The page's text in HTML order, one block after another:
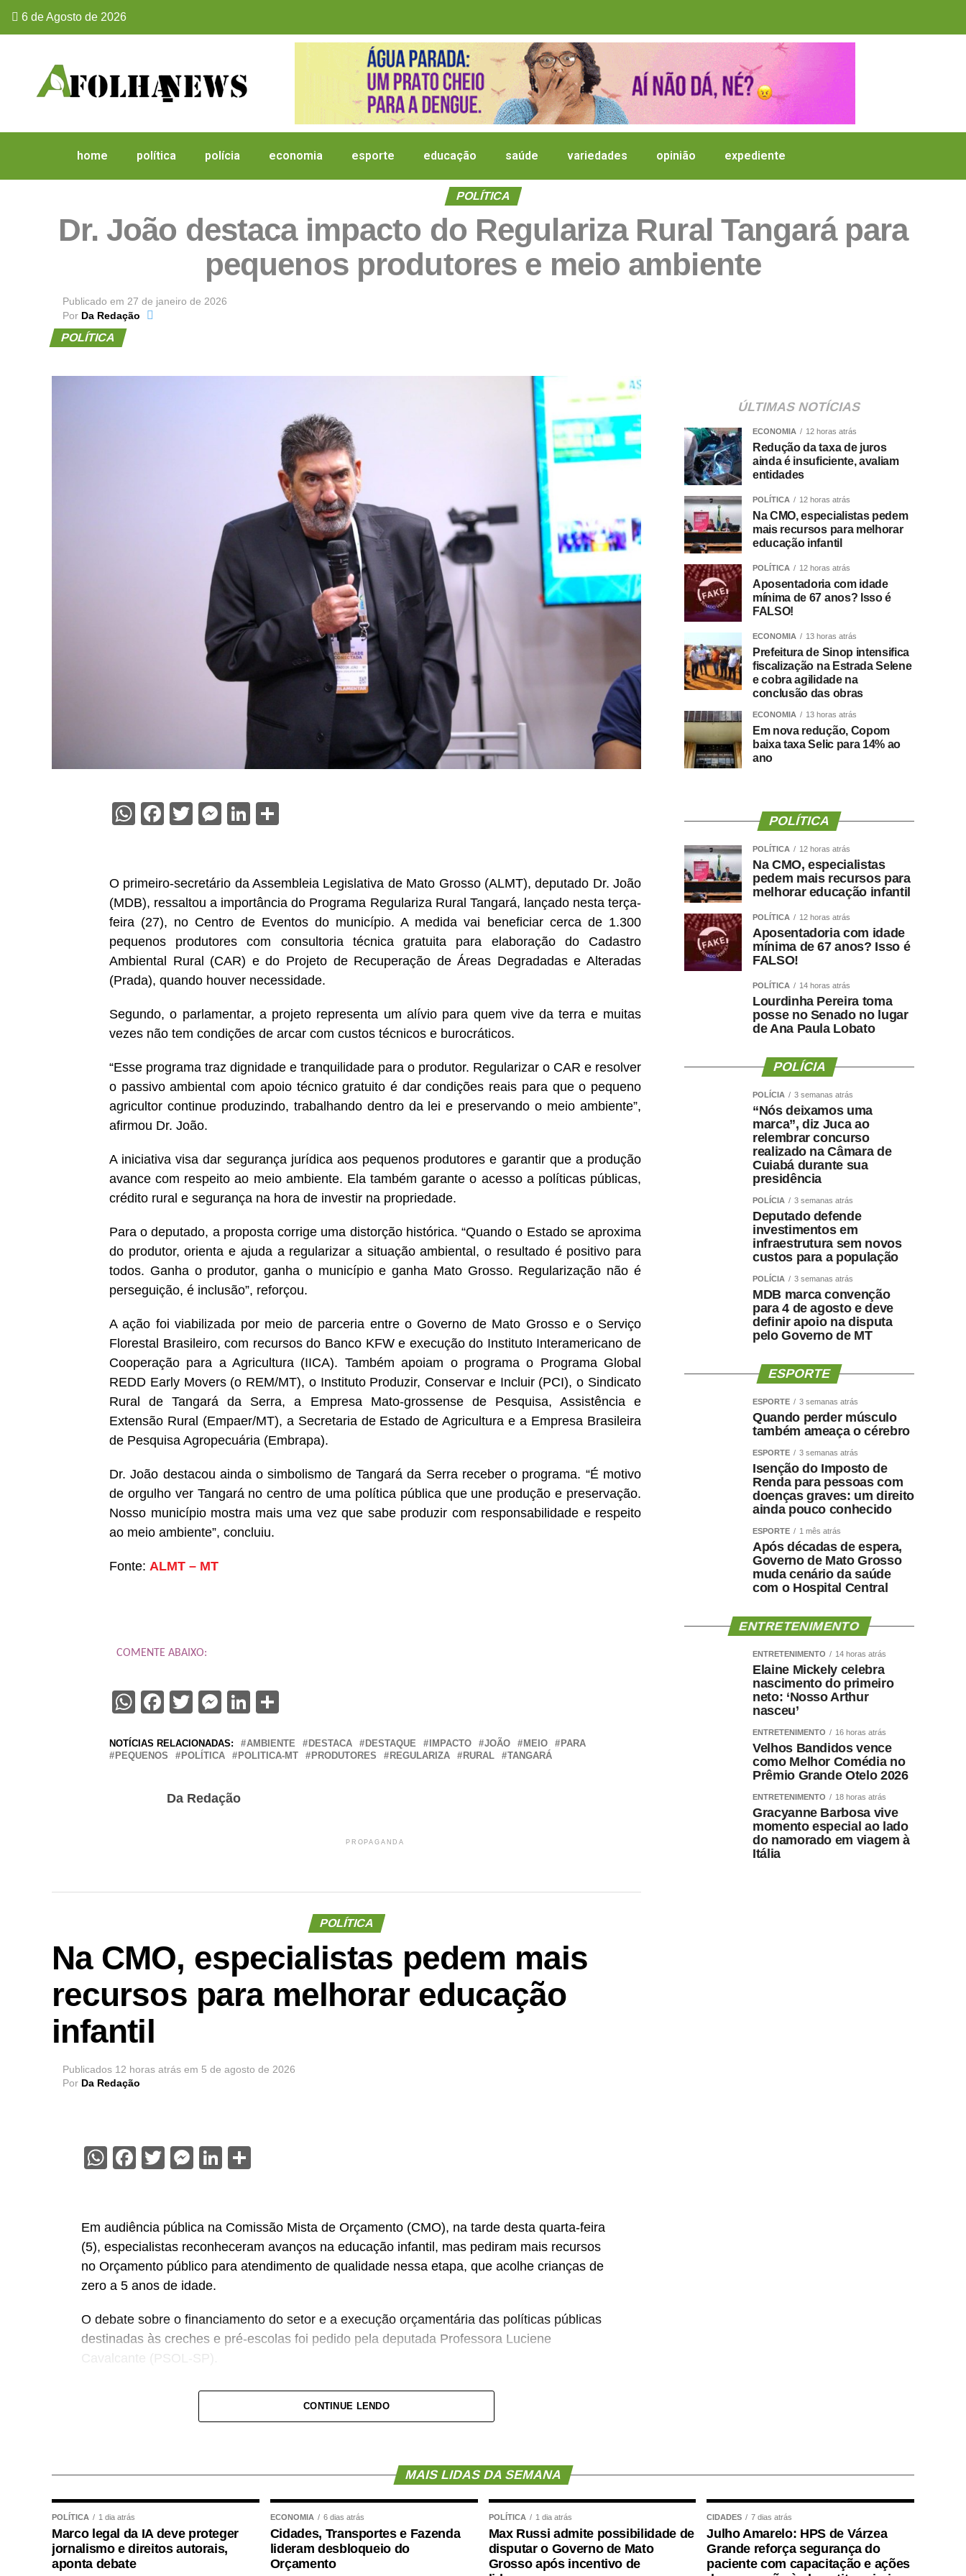
6 de Agosto de 2026
home política polícia economia esporte educação saúde variedades opinião expediente
POLÍTICA
Dr. João destaca impacto do Regulariza Rural Tangará para
pequenos produtores e meio ambiente
Publicado em 27 de janeiro de 2026
Por Da Redação
POLÍTICA
WhatsApp
Facebook
TwitterMessenger
LinkedIn
O primeiro-secretário da Assembleia Legislativa de Mato Grosso (ALMT), deputado Dr. João
(MDB), ressaltou a importância do Programa Regulariza Rural Tangará, lançado nesta terça-
feira (27), no Centro de Eventos do município. A medida vai beneficiar cerca de 1.300
pequenos produtores com consultoria técnica gratuita para elaboração do Cadastro
Ambiental Rural (CAR) e do Projeto de Recuperação de Áreas Degradadas e Alteradas
(Prada), quando houver necessidade.
Segundo, o parlamentar, a projeto representa um alívio para quem vive da terra e muitas
vezes não tem condições de arcar com custos técnicos e burocráticos.
“Esse programa traz dignidade e tranquilidade para o produtor. Regularizar o CAR e resolver
o passivo ambiental com apoio técnico gratuito é dar condições reais para que o pequeno
agricultor continue produzindo, trabalhando dentro da lei e preservando o meio ambiente”,
afirmou Dr. João.
A iniciativa visa dar segurança jurídica aos pequenos produtores e garantir que a produção
avance com respeito ao meio ambiente. Ela também garante o acesso a políticas públicas,
crédito rural e segurança na hora de investir na propriedade.
Para o deputado, a proposta corrige uma distorção histórica. “Quando o Estado se aproxima
do produtor, orienta e ajuda a regularizar a situação ambiental, o resultado é positivo para
todos. Ganha o produtor, ganha o município e ganha Mato Grosso. Regularização não é
perseguição, é inclusão”, reforçou.
A ação foi viabilizada por meio de parceria entre o Governo de Mato Grosso e o Serviço
Florestal Brasileiro, com recursos do Banco KFW e execução do Instituto Interamericano de
Cooperação para a Agricultura (IICA). Também apoiam o programa o Programa Global
REDD Early Movers (o REM/MT), o Instituto Produzir, Conservar e Incluir (PCI), o Sindicato
Rural de Tangará da Serra, a Empresa Mato-grossense de Pesquisa, Assistência e
Extensão Rural (Empaer/MT), a Secretaria de Estado de Agricultura e a Empresa Brasileira
de Pesquisa Agropecuária (Embrapa).
Dr. João destacou ainda o simbolismo de Tangará da Serra receber o programa. “É motivo
de orgulho ver Tangará no centro de uma política pública que une produção e preservação.
Nosso município mostra mais uma vez que sabe produzir com responsabilidade e respeito
ao meio ambiente”, concluiu.
Fonte: ALMT – MT
COMENTE ABAIXO:
WhatsApp
Facebook
TwitterMessenger
LinkedIn
NOTÍCIAS RELACIONADAS: AMBIENTE DESTACA DESTAQUE IMPACTO JOÃO MEIO
PARA
PEQUENOS
POLÍTICA POLITICA-MT PRODUTORES REGULARIZA RURAL TANGARÁ
Da Redação
PROPAGANDA
POLÍTICA
Na CMO, especialistas pedem mais
recursos para melhorar educação
infantil
Publicados 12 horas atrás em 5 de agosto de 2026
Por Da Redação
WhatsApp
Facebook
TwitterMessenger
LinkedIn
Em audiência pública na Comissão Mista de Orçamento (CMO), na tarde desta quarta-feira
(5), especialistas reconheceram avanços na educação infantil, mas pediram mais recursos
no Orçamento público para atendimento de qualidade nessa etapa, que acolhe crianças de
zero a 5 anos de idade.
O debate sobre o financiamento do setor e a execução orçamentária das políticas públicas
destinadas às creches e pré-escolas foi pedido pela deputada Professora Luciene
Cavalcante (PSOL-SP).
— Estamos aqui pensando e discutindo o Orçamento do Brasil, e precisamos de mais
recursos para a educação infantil — declarou a deputada, defendendo mecanismos de
O deputado estadual Carlos Giannazi (PSOL-SP), que também é professor, afirmou que a
qualidade da educação infantil passa pela discussão de vários temas, como piso salarial
dos docentes, concurso público, formação de profissionais e estrutura de escolas e creches.
Giannazi manifestou preocupação com a transferência de recursos públicos para
organizações sociais, o que promoveria uma “terceirização da educação”. Segundo o
CONTINUE LENDO
ÚLTIMAS NOTÍCIAS
ECONOMIA 12 horas atrás
Redução da taxa de juros
ainda é insuficiente, avaliam
entidades
POLÍTICA 12 horas atrás
Na CMO, especialistas pedem
mais recursos para melhorar
educação infantil
POLÍTICA 12 horas atrás
Aposentadoria com idade
mínima de 67 anos? Isso é
FALSO!
ECONOMIA 13 horas atrás
Prefeitura de Sinop intensifica
fiscalização na Estrada Selene
e cobra agilidade na
conclusão das obras
ECONOMIA 13 horas atrás
Em nova redução, Copom
baixa taxa Selic para 14% ao
ano
POLÍTICA
POLÍTICA 12 horas atrás
Na CMO, especialistas
pedem mais recursos para
melhorar educação infantil
POLÍTICA 12 horas atrás
Aposentadoria com idade
mínima de 67 anos? Isso é
FALSO!
POLÍTICA 14 horas atrás
Lourdinha Pereira toma
posse no Senado no lugar
de Ana Paula Lobato
POLÍCIA
POLÍCIA 3 semanas atrás
“Nós deixamos uma
marca”, diz Juca ao
relembrar concurso
realizado na Câmara de
Cuiabá durante sua
presidência
POLÍCIA 3 semanas atrás
Deputado defende
investimentos em
infraestrutura sem novos
custos para a população
POLÍCIA 3 semanas atrás
MDB marca convenção
para 4 de agosto e deve
definir apoio na disputa
pelo Governo de MT
ESPORTE
ESPORTE 3 semanas atrás
Quando perder músculo
também ameaça o cérebro
ESPORTE 3 semanas atrás
Isenção do Imposto de
Renda para pessoas com
doenças graves: um direito
ainda pouco conhecido
ESPORTE 1 mês atrás
Após décadas de espera,
Governo de Mato Grosso
muda cenário da saúde
com o Hospital Central
ENTRETENIMENTO
ENTRETENIMENTO 14 horas atrás
Elaine Mickely celebra
nascimento do primeiro
neto: ‘Nosso Arthur
nasceu’
ENTRETENIMENTO 16 horas atrás
Velhos Bandidos vence
como Melhor Comédia no
Prêmio Grande Otelo 2026
ENTRETENIMENTO 18 horas atrás
Gracyanne Barbosa vive
momento especial ao lado
do namorado em viagem à
Itália
MAIS LIDAS DA SEMANA
POLÍTICA 1 dia atrás
Marco legal da IA deve proteger
jornalismo e direitos autorais,
aponta debate
ECONOMIA 6 dias atrás
Cidades, Transportes e Fazenda
lideram desbloqueio do
Orçamento
POLÍTICA 1 dia atrás
Max Russi admite possibilidade de
disputar o Governo de Mato
Grosso após incentivo de
CIDADES 7 dias atrás
Julho Amarelo: HPS de Várzea
Grande reforça segurança do
paciente com capacitação e ações